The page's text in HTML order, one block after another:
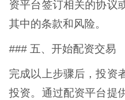
资平台签订相关的协议
其中的条款和风险。
### 五、开始配资交易
完成以上步骤后，投资
投资。通过配资平台提